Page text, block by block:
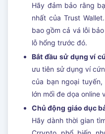
Hãy đảm bảo rằng
nhất của Trust
bao gồm cả vá lỗi
lỗ hổng trước đó.
Bắt đầu sử dụng ví
ưu tiên sử dụng ví
của bạn ngoại
lớn mối đe dọa online
Chủ động giáo dục
Hãy dành thời gian